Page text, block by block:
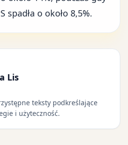
spadła o około 8,5%.
Lis
teksty podkreślające
i użyteczność.